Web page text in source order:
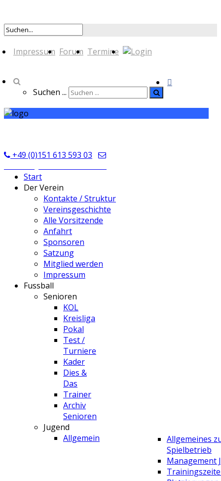
Impressum Forum Termine
Suchen ...
+49 (0)151 613 593 03
Start
Der Verein
Kontakte / Struktur
Vereinsgeschichte
Alle Vorsitzende
Anfahrt
Sponsoren
Satzung
Mitglied werden
Impressum
Fussball
Senioren
KOL
Kreisliga
Pokal
Test /
Turniere
Kader
Dies &
Das
Trainer
Archiv
Senioren
Jugend
Allgemein
Allgemeines
Spielbetrieb
Management